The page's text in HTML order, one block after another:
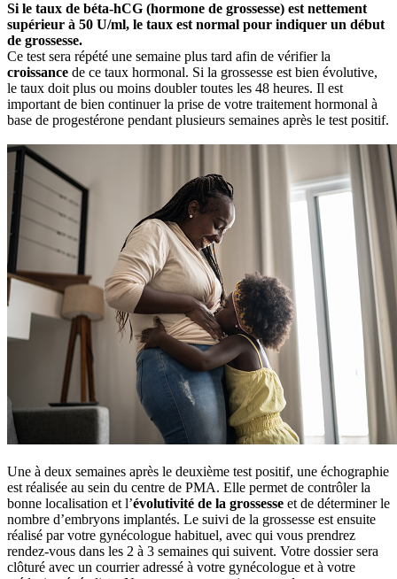
Si le taux de béta-hCG (hormone de grossesse) est nettement
supérieur à 50 U/ml, le taux est normal pour indiquer un début
de grossesse.
Ce test sera répété une semaine plus tard afin de vérifier la
croissance de ce taux hormonal. Si la grossesse est bien évolutive,
le taux doit plus ou moins doubler toutes les 48 heures. Il est
important de bien continuer la prise de votre traitement hormonal à
base de progestérone pendant plusieurs semaines après le test positif.
Une à deux semaines après le deuxième test positif, une échographie
est réalisée au sein du centre de PMA. Elle permet de contrôler la
bonne localisation et l’évolutivité de la grossesse et de déterminer le
nombre d’embryons implantés. Le suivi de la grossesse est ensuite
réalisé par votre gynécologue habituel, avec qui vous prendrez
rendez-vous dans les 2 à 3 semaines qui suivent. Votre dossier sera
clôturé avec un courrier adressé à votre gynécologue et à votre